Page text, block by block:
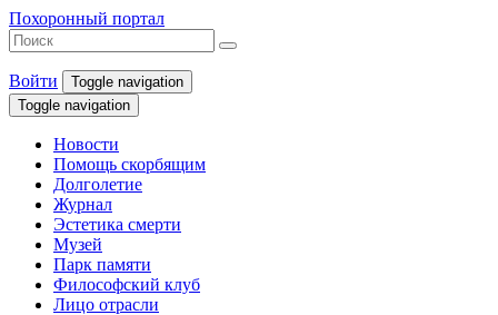
Похоронный портал
Войти
Toggle navigation
Toggle navigation
Новости
Помощь скорбящим
Долголетие
Журнал
Эстетика смерти
Музей
Парк памяти
Философский клуб
Лицо отрасли